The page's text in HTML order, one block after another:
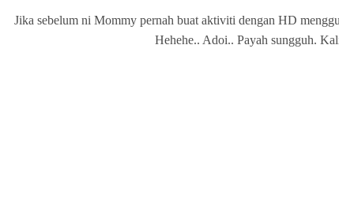
Jika sebelum ni Mommy pernah buat aktiviti dengan HD
Hehehe.. Adoi.. Payah sungguh.